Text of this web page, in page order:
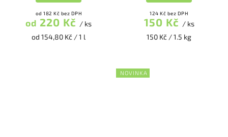
od 182 Kč bez DPH
od 220 Kč / ks
od 154,80 Kč / 1 l
124 Kč bez DPH
150 Kč / ks
150 Kč / 1.5 kg
NOVINKA